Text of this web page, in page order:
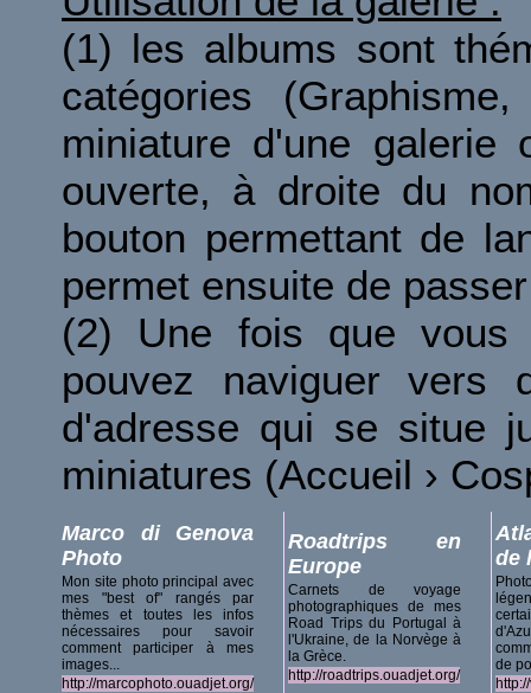
(1) les albums sont
catégories
miniature d'une galerie
ouverte, à droite du
bouton permettant de
permet ensuite de
(2) Une fois que vous
pouvez naviguer vers
d'adresse qui se situe
miniatures (Accueil ›
Marco di Genova
Photo
Mon site photo principal avec
mes "best of" rangés par
thèmes et toutes les infos
nécessaires pour savoir
comment participer à mes
images...
http://marcophoto.ouadjet.org/
Roadtrips en
Europe
Carnets de voyage
photographiques de mes
Road Trips du Portugal à
l'Ukraine, de la Norvège à
la Grèce.
http://roadtrips.ouadjet.org/
de
de